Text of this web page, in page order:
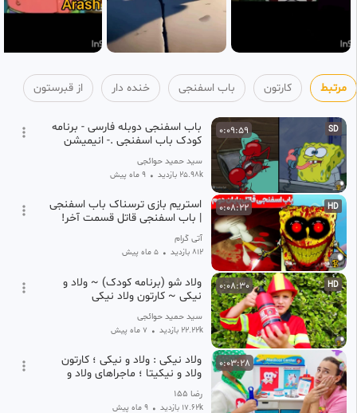
مرتبط کارتون باب اسفنجی خنده دار از قبرستون
SD
0:09:59
باب اسفنجی دوبله فارسی - برنامه
کودک باب اسفنجی .- انیمیشن
باب اسفنجی ،
‫سید حمید حوائجی
25.98k بازدید • 9 ماه پیش
HD
0:08:22
استریم بازی ترسناک باب اسفنجی
| باب اسفنجی قاتل قسمت آخر!
آتی گرام
812 بازدید • 5 ماه پیش
HD
0:08:30
ولاد شو (برنامه کودک) ~ ولاد و
نیکی ~ کارتون ولاد نیکی
بچگانه
‫سید حمید حوائجی
22.22k بازدید • 7 ماه پیش
0:03:28
ولاد نیکی : ولاد و نیکی ؛ کارتون
ولاد و نیکیتا ؛ ماجراهای ولاد و
نیکی
رضا ۱۵۵
17.62k بازدید 9 ماه پیش